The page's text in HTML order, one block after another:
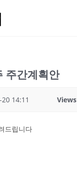
주간계획안
14:11 Views
드립니다